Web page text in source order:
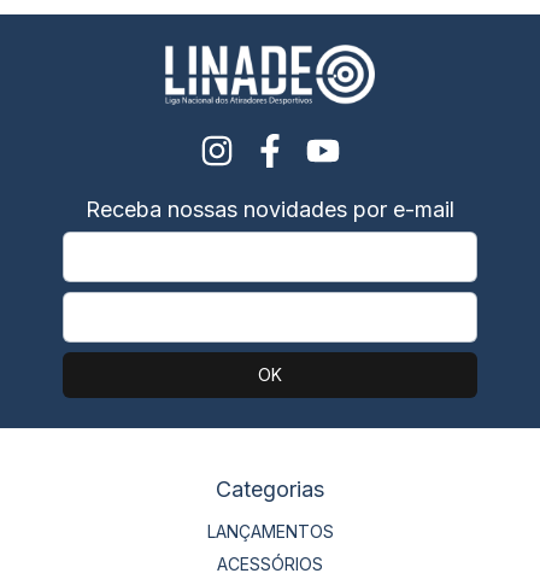
Receba nossas novidades por e-mail
Categorias
LANÇAMENTOS
ACESSÓRIOS